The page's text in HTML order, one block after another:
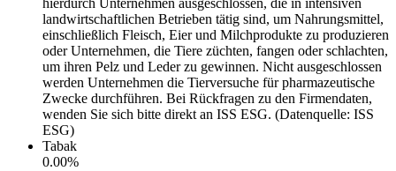
landwirtschaftlichen Betrieben tätig sind, um Nahrungsmittel,
einschließlich Fleisch, Eier und Milchprodukte zu produzieren
oder Unternehmen, die Tiere züchten, fangen oder schlachten,
um ihren Pelz und Leder zu gewinnen. Nicht ausgeschlossen
werden Unternehmen die Tierversuche für pharmazeutische
Zwecke durchführen. Bei Rückfragen zu den Firmendaten,
wenden Sie sich bitte direkt an ISS ESG. (Datenquelle: ISS
ESG)
Tabak
0.00%